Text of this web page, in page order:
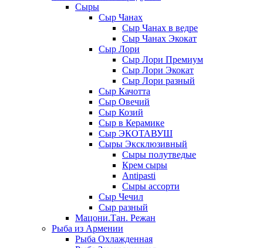
Сыры
Сыр Чанах
Сыр Чанах в ведре
Сыр Чанах Экокат
Сыр Лори
Сыр Лори Премиум
Сыр Лори Экокат
Сыр Лори разный
Сыр Качотта
Сыр Овечий
Сыр Козий
Сыр в Керамике
Сыр ЭКОТАВУШ
Сыры Эксклюзивный
Сыры полутведые
Крем сыры
Antipasti
Сыры ассорти
Сыр Чечил
Сыр разный
Мацони.Тан. Режан
Рыба из Армении
Рыба Охлажденная